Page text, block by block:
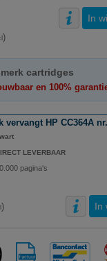
)
In
cartridges
en 100%
vervangt HP CC364A
LEVERBAAR
pagina's
) In